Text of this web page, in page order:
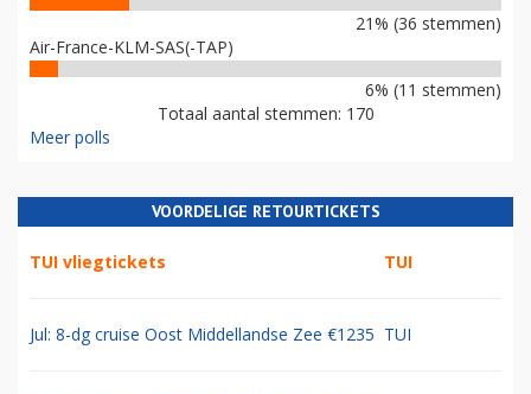
21% (36 stemmen)
Air-France-KLM-SAS(-TAP)
6% (11 stemmen)
Totaal aantal stemmen: 170
Meer polls
VOORDELIGE RETOURTICKETS
TUI vliegtickets TUI
Jul: 8-dg cruise Oost Middellandse Zee €1235 TUI